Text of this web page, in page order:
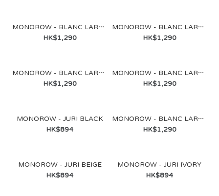
MONOROW - BLANC LARGE BLACK
HK$1,290
MONOROW - BLANC LARGE ETOUPE
HK$1,290
MONOROW - BLANC LARGE BURGUNDY BROWN
HK$1,290
MONOROW - BLANC LARGE SUEDE CAMEL
HK$1,290
MONOROW - JURI BLACK
HK$894
MONOROW - BLANC LARGE SUEDE CHOCO BROWN
HK$1,290
MONOROW - JURI BEIGE
HK$894
MONOROW - JURI IVORY
HK$894